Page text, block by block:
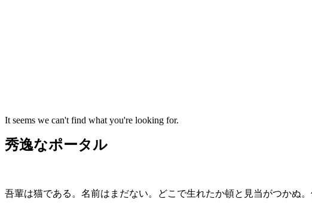
It seems we can't find what you're looking for.
秀逸なポータル
吾輩は猫である。名前はまだない。どこで生れたか頓と見当がつかぬ